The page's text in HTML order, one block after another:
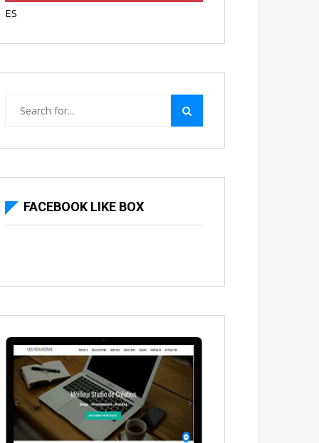
ES
FACEBOOK LIKE BOX